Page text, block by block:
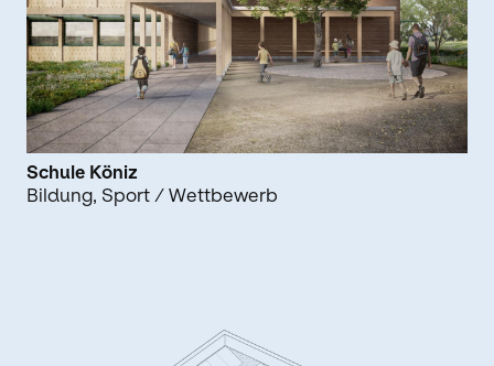
Schule Köniz
Bildung Sport / Wettbewerb